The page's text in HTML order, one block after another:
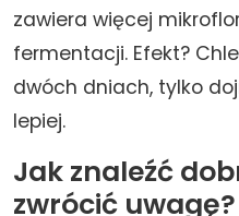
zawiera więcej
fermentacji. Efekt?
dwóch dniach, tylko
lepiej.
Jak znaleźć
zwrócić uwagę?